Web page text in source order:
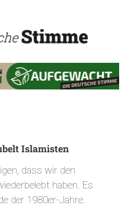
Islamisten
dass wir den
haben. Es
der 1980er-Jahre.